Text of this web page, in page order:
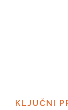
KLJUČNI